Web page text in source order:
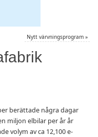
Nytt värvningsprogram »
berättade några dagar
miljon elbilar per år år
volym av ca 12,100 e-